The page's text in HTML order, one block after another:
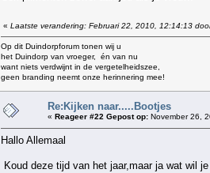
« Laatste verandering: Februari 22, 2010, 12:14:13
Op dit Duindorpforum tonen wij u
het Duindorp van vroeger, én van nu
want niets verdwijnt in de vergetelheidszee,
geen branding neemt onze herinnering mee!
Re:Kijken naar.....Bootjes
« Reageer #22 Gepost op: November 26,
Hallo Allemaal
Koud deze tijd van het jaar,maar ja wat wil